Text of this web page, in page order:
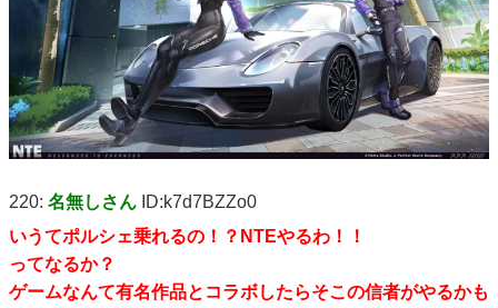
220: 名無しさん ID:k7d7BZZo0
いうてポルシェ乗れるの！？NTEやるわ！！
ってなるか？
ゲームなんて有名作品とコラボしたらそこの信者がやるかも